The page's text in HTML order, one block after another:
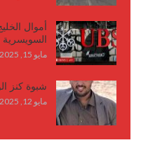
أموال
السويسرية
مايو 15, 2025
شبوة كنز
مايو 12, 2025